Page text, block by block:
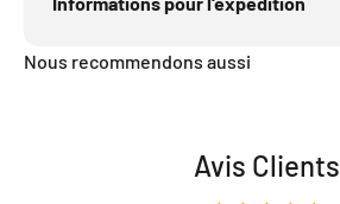
Nous recommendons aussi
Avis Clients